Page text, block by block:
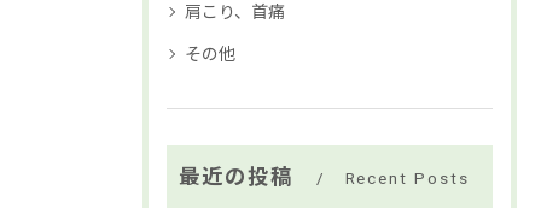
肩こり、首痛
その他
最近の投稿 Recent Posts